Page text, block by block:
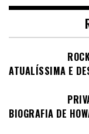
ATUALÍSSIMA E
BIOGRAFIA DE